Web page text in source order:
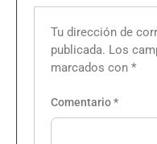
Tu dirección de
publicada. Los
marcados con *
Comentario*